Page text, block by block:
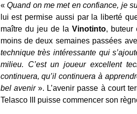
«Quand on me met en confiance, je
lui est permise aussi par la liberté
maître du jeu de laVinotinto, buteur
moins de deux semaines passées
technique très intéressante qui
milieu. C’est un joueur excellent
continuera, qu’il continuera à
bel avenir». L’avenir passe à court
Telasco III puisse commencer son